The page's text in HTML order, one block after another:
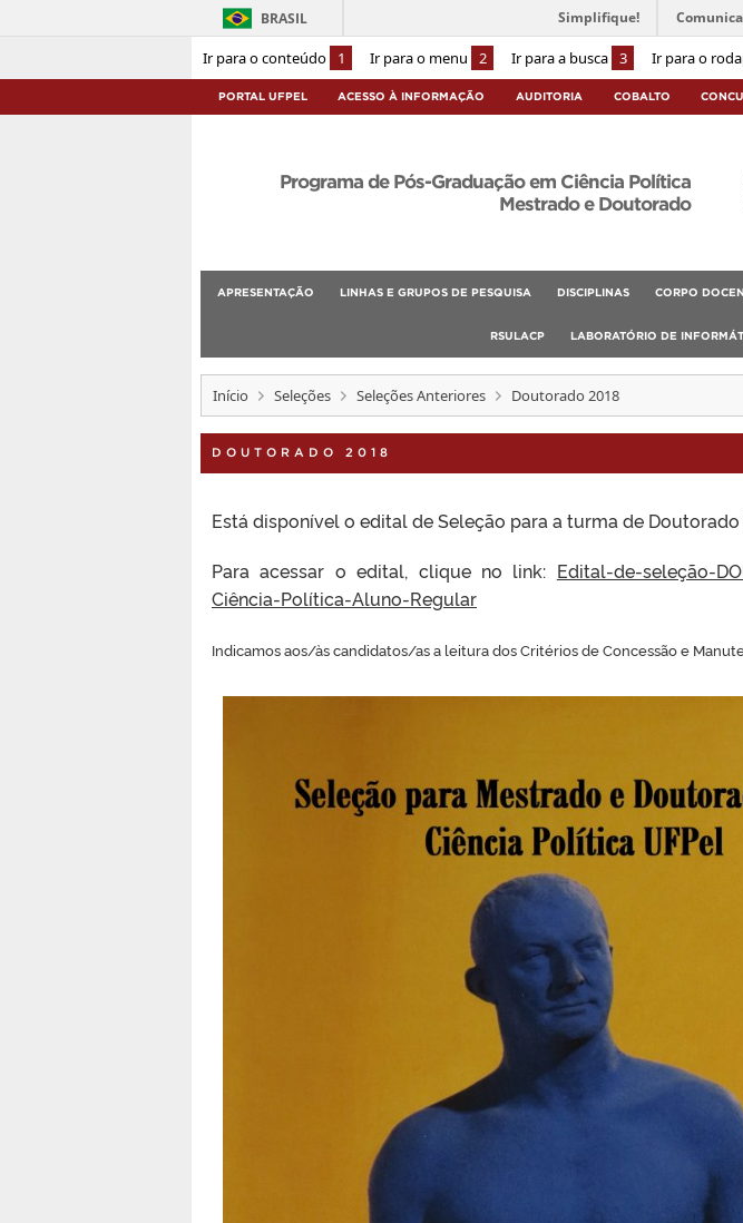
Ir para o conteúdo 1 Ir para o menu 2 Ir para a busca 3 Ir para o
BRASIL Simplifique!
PORTAL UFPEL ACESSO À INFORMAÇÃO AUDITORIA COBALTO
Programa de Pós-Graduação em Ciência Política
Mestrado e Doutorado
APRESENTAÇÃO LINHAS E GRUPOS DE PESQUISA DISCIPLINAS CORPO
RSULACP LABORATÓRIO DE
Início Seleções Seleções Anteriores Doutorado 2018
DOUTORADO 2018
Está disponível o edital de Seleção para a turma de Doutorado
Para acessar o edital, clique no link: Edital-de-seleção-
Ciência-Política-Aluno-Regular
Indicamos aos/às candidatos/as a leitura dos Critérios de Concessão e